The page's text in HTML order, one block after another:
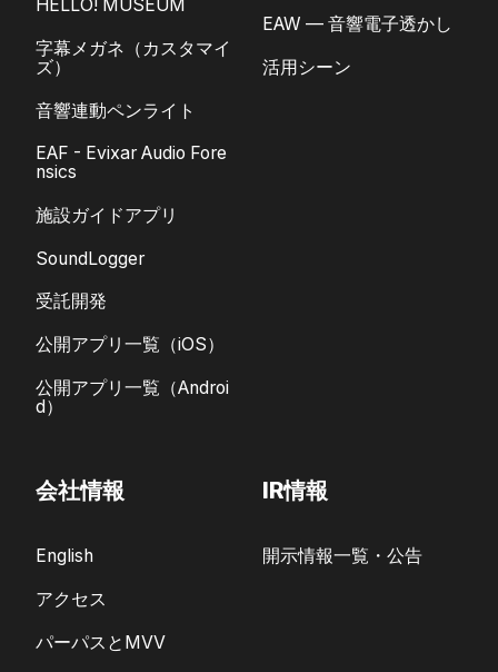
HELLO! MUSEUM
字幕メガネ（カスタマイ
ズ）
音響連動ペンライト
EAF - Evixar Audio Fore
nsics
施設ガイドアプリ
SoundLogger
受託開発
公開アプリ一覧（iOS）
公開アプリ一覧（Androi
d）
EAW — 音響電子透かし
活用シーン
会社情報
English
アクセス
パーパスとMVV
IR情報
開示情報一覧・公告